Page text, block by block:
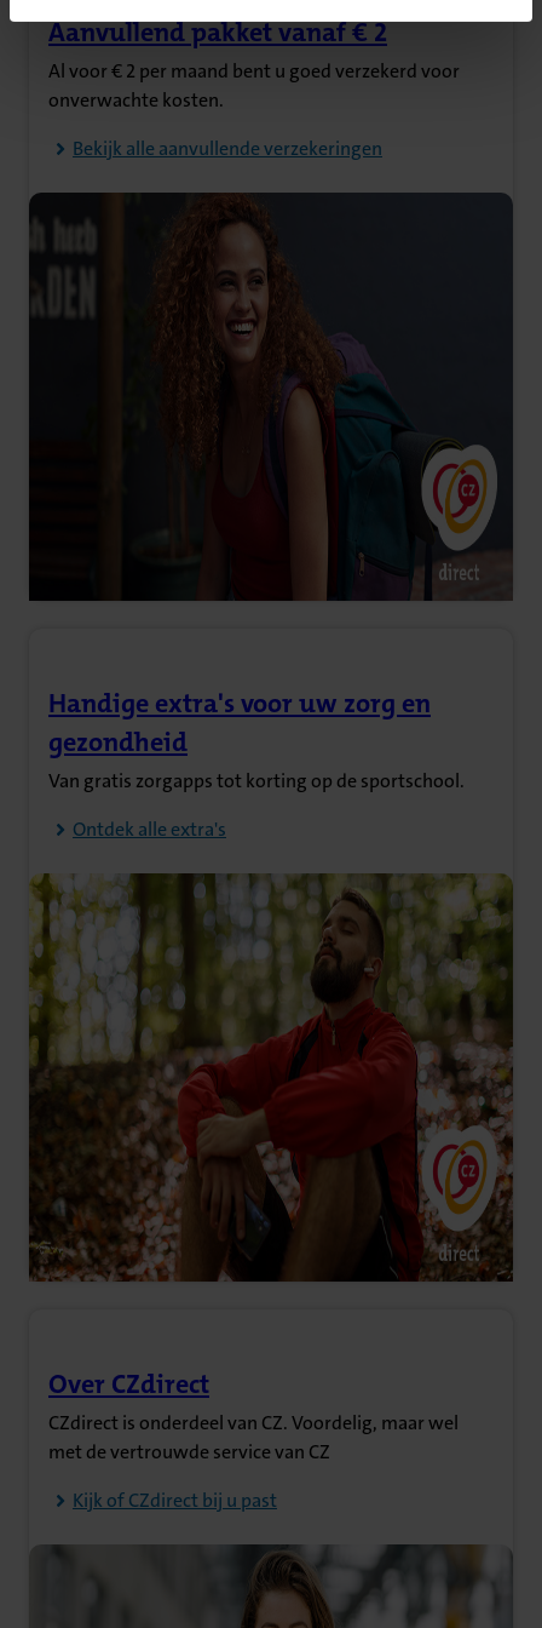
Aanvullend pakket vanaf € 2
(Opent in nieuw tabblad)
Al voor € 2 per maand bent u goed verzekerd voor
onverwachte kosten.
Bekijk alle aanvullende verzekeringen
Handige extra's voor uw zorg en
gezondheid
(Opent in nieuw tabblad)
Van gratis zorgapps tot korting op de sportschool.
Ontdek alle extra's
Over CZdirect
(Opent in nieuw tabblad)
CZdirect is onderdeel van CZ. Voordelig, maar wel
met de vertrouwde service van CZ
Kijk of CZdirect bij u past